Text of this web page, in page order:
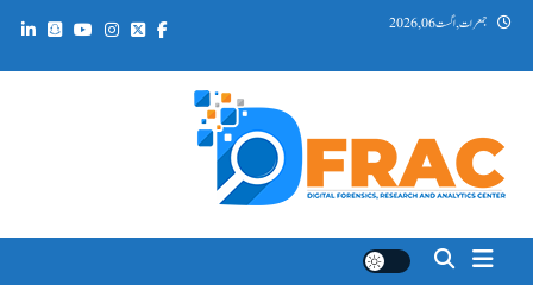
Skip جمعرات, اگست 06, 2026
DFRAC_ORG